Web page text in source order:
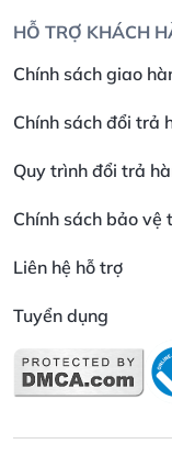
HỖ TRỢ KHÁCH
Chính sách giao
Chính sách đổi trả
Quy trình đổi trả
Chính sách bảo vệ
Liên hệ hỗ trợ
Tuyển dụng